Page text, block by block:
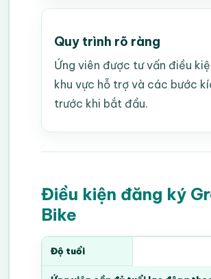
Quy trình rõ ràng
Ứng viên được tư vấn điều
khu vực hỗ trợ và các bước
trước khi bắt đầu.
Điều kiện đăng ký
Bike
Độ tuổi